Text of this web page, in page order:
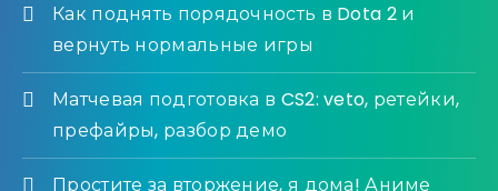
Как поднять порядочность в Dota 2 и
вернуть нормальные игры
Матчевая подготовка в CS2: veto, ретейки,
префайры, разбор демо
Простите за вторжение, я дома! Аниме